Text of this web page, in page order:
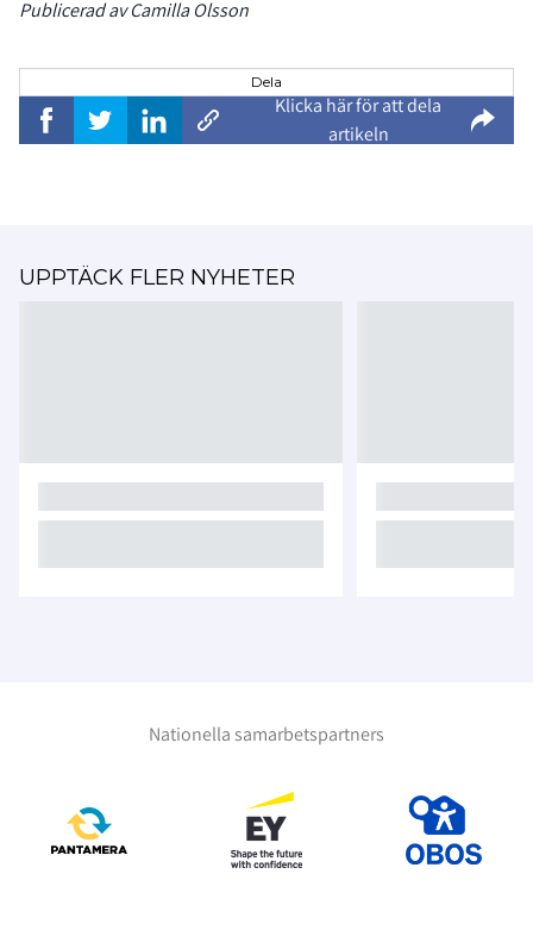
Publicerad av Camilla Olsson
Dela
Klicka här för att dela
artikeln
UPPTÄCK FLER NYHETER
Nationella samarbetspartners